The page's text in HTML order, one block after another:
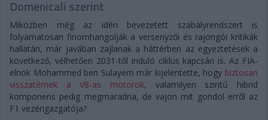
Domenicali szerint
Miközben még az idén bevezetett szabályrendszert is
folyamatosan finomhangolják a versenyzői és rajongói kritikák
hallatán, már javában zajlanak a háttérben az egyeztetések a
következő, vélhetően 2031-től induló ciklus kapcsán is. Az FIA-
elnök Mohammed ben Sulayem már kijelentette, hogy biztosan
visszatérnek a V8-as motorok, valamilyen szintű hibrid
komponens pedig megmaradna, de vajon mit gondol erről az
F1 vezérigazgatója?